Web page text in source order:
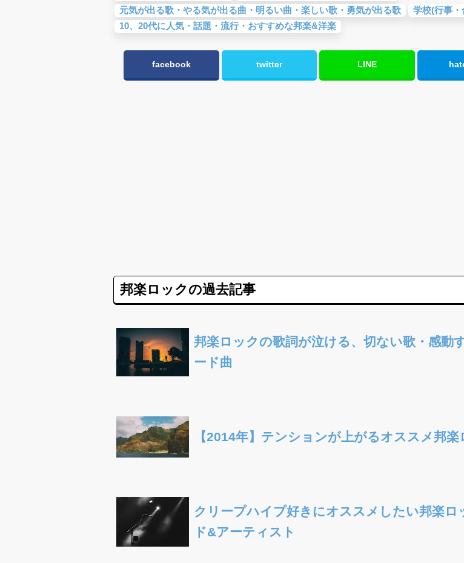
元気が出る歌・やる気が出る曲・明るい曲・楽しい歌・勇気が出る歌
学校(行事・
10、20代に人気・話題・流行・おすすめな邦楽&洋楽
facebook twitter LINE
邦楽ロックの過去記事
邦楽ロックの歌詞が泣ける、切ない歌・感動
ード曲
【2014年】テンションが上がるオススメ邦楽
クリープハイプ好きにオススメしたい邦楽ロ
ド&アーティスト